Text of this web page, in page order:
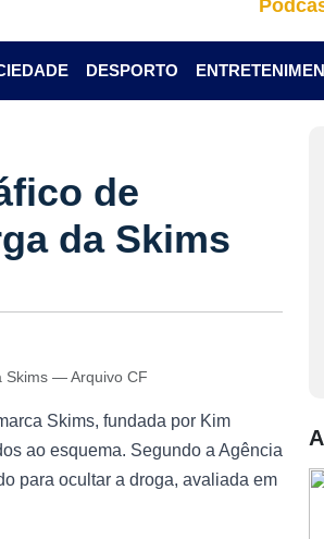
DESPORTO
de
da Skims
Skims — Arquivo CF
Skims, fundada por Kim
ao esquema. Segundo a Agência
para ocultar a droga, avaliada em